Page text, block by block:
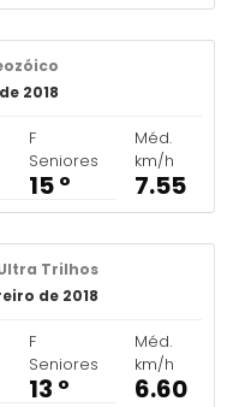
2018
F
Seniores
15 º
Méd.
km/h
7.55
Trilhos
de 2018
F
Seniores
13 º
Méd.
km/h
6.60